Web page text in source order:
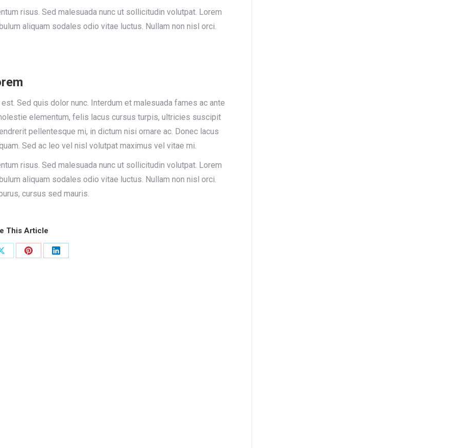
risus. Sed malesuada nunc ut sollicitudin volutpat. Lorem
aliquam sodales odio vitae luctus. Nullam non nisl orci.
Sed quis dolor nunc. Interdum et malesuada fames ac ante
elementum, felis lacus cursus turpis, ultricies suscipit
pellentesque mi, in dictum nisi ornare ac. Donec lacus
Sed ac leo vel nisl volutpat maximus vel vitae mi.
risus. Sed malesuada nunc ut sollicitudin volutpat. Lorem
aliquam sodales odio vitae luctus. Nullam non nisl orci.
cursus sed mauris.
This Article
Share
Share
Share